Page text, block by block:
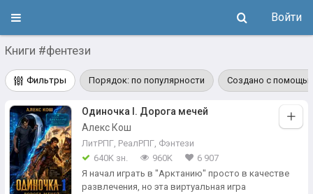
Войти
Книги #фентези
Фильтры Порядок: по популярности Создано с
Одиночка l. Дорога мечей
Алекс Кош
ЛитРПГ, РеалРПГ, Фэнтези
640K зн.
960K
6 907
Я начал играть в "Арктанию" просто в качестве
развлечения, но эта виртуальная игра